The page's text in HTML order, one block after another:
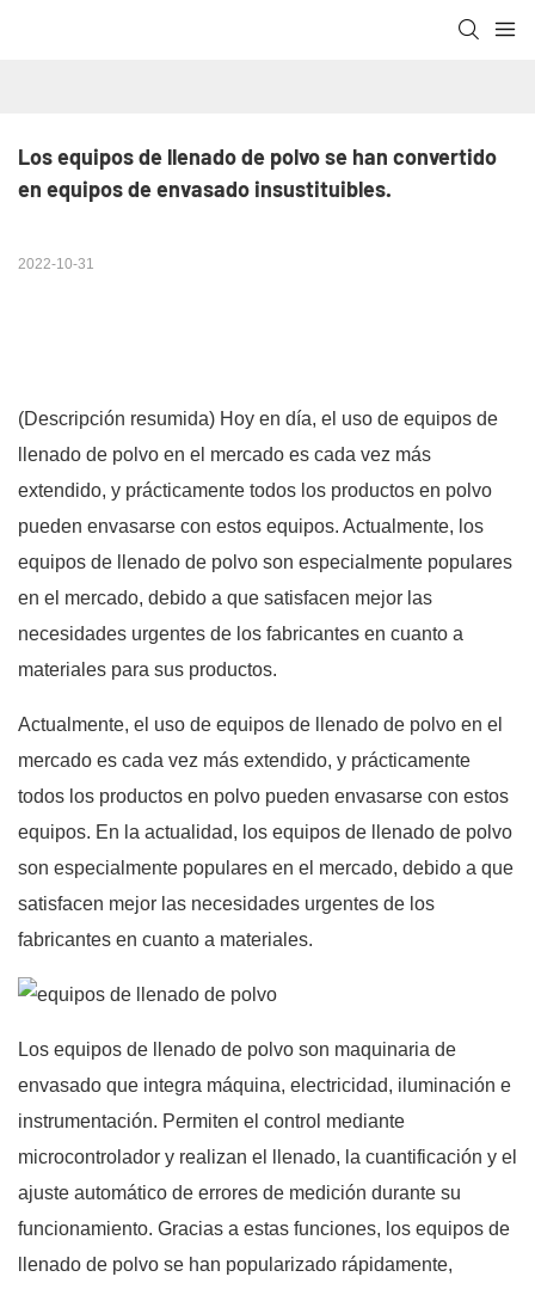
Los equipos de llenado de polvo se han convertido
en equipos de envasado insustituibles.
2022-10-31
(Descripción resumida) Hoy en día, el uso de equipos de
llenado de polvo en el mercado es cada vez más
extendido, y prácticamente todos los productos en polvo
pueden envasarse con estos equipos. Actualmente, los
equipos de llenado de polvo son especialmente populares
en el mercado, debido a que satisfacen mejor las
necesidades urgentes de los fabricantes en cuanto a
materiales para sus productos.
Actualmente, el uso de equipos de llenado de polvo en el
mercado es cada vez más extendido, y prácticamente
todos los productos en polvo pueden envasarse con estos
equipos. En la actualidad, los equipos de llenado de polvo
son especialmente populares en el mercado, debido a que
satisfacen mejor las necesidades urgentes de los
fabricantes en cuanto a materiales.
Los equipos de llenado de polvo son maquinaria de
envasado que integra máquina, electricidad, iluminación e
instrumentación. Permiten el control mediante
microcontrolador y realizan el llenado, la cuantificación y el
ajuste automático de errores de medición durante su
funcionamiento. Gracias a estas funciones, los equipos de
llenado de polvo se han popularizado rápidamente,